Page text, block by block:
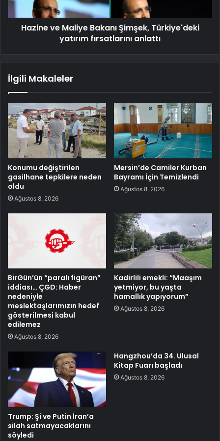
Hazine ve Maliye Bakanı Şimşek, Türkiye'deki
yatırım fırsatlarını anlattı
İlgili Makaleler
Konumu değiştirilen
gasilhane tepkilere neden
oldu
Ağustos 8, 2026
Mersin’de Camiler Kurban
Bayramı İçin Temizlendi
Ağustos 8, 2026
BirGün’ün “paralı figüran”
iddiası… ÇGD: Haber
nedeniyle
meslektaşlarımızın hedef
gösterilmesi kabul
edilemez
Ağustos 8, 2026
Kadirlili emekli: “Maaşım
yetmiyor, bu yaşta
hamallık yapıyorum”
Ağustos 8, 2026
Trump: Şi ve Putin İran’a
silah satmayacaklarını
söyledi
Hangzhou’da 34. Ulusal
Kitap Fuarı başladı
Ağustos 8, 2026